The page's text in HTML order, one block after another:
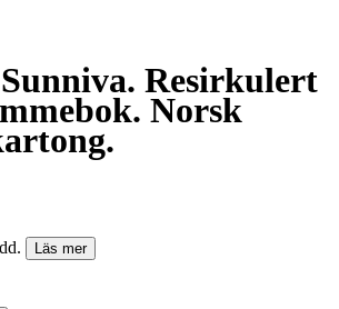
Resirkulert
Norsk
Läs mer